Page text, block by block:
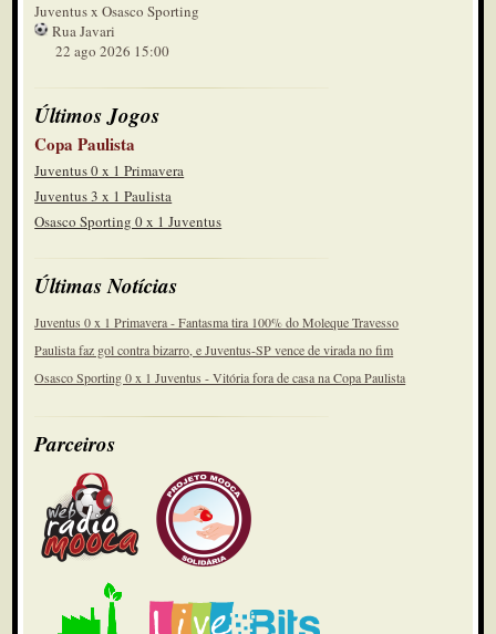
Juventus x Osasco Sporting
Rua Javari
22 ago 2026 15:00
Últimos Jogos
Copa Paulista
Juventus 0 x 1 Primavera
Juventus 3 x 1 Paulista
Osasco Sporting 0 x 1 Juventus
Últimas Notícias
Juventus 0 x 1 Primavera - Fantasma tira 100% do Moleque Travesso
Paulista faz gol contra bizarro, e Juventus-SP vence de virada no fim
Osasco Sporting 0 x 1 Juventus - Vitória fora de casa na Copa Paulista
Parceiros